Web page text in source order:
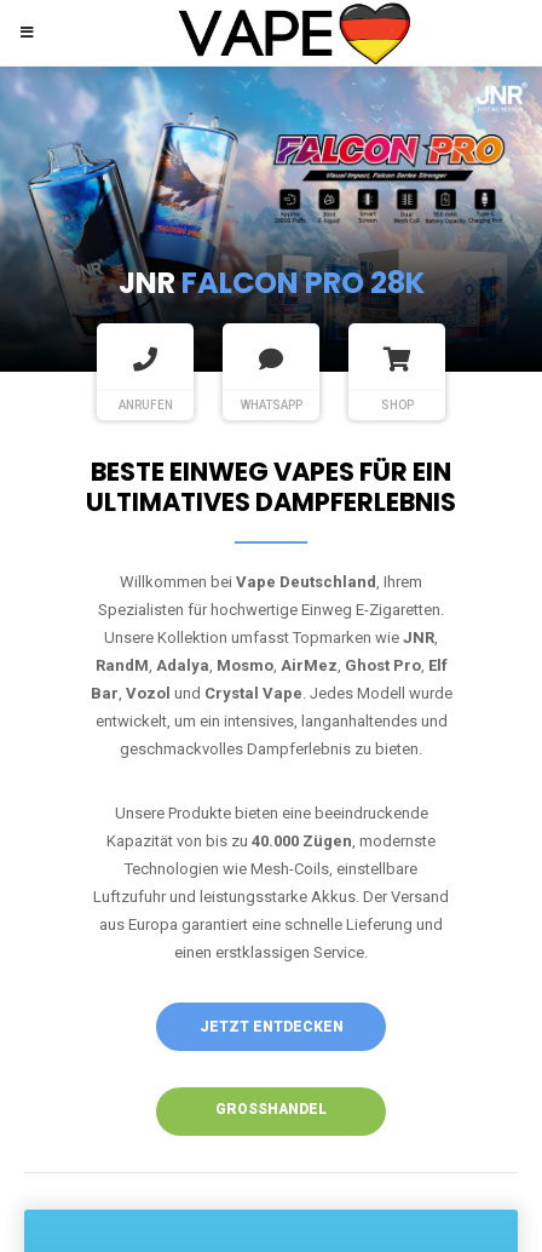
JNRSHISHA HOOKAH MAX
ANRUFEN WHATSAPP SHOP
BESTE EINWEG VAPES FÜR EIN
ULTIMATIVES DAMPFERLEBNIS
Willkommen bei Vape Deutschland, Ihrem
Spezialisten für hochwertige Einweg E-Zigaretten.
Unsere Kollektion umfasst Topmarken wie JNR,
RandM, Adalya, Mosmo, AirMez, Ghost Pro, Elf
Bar, Vozol und Crystal Vape. Jedes Modell wurde
entwickelt, um ein intensives, langanhaltendes und
geschmackvolles Dampferlebnis zu bieten.
Unsere Produkte bieten eine beeindruckende
Kapazität von bis zu 40.000 Zügen, modernste
Technologien wie Mesh-Coils, einstellbare
Luftzufuhr und leistungsstarke Akkus. Der Versand
aus Europa garantiert eine schnelle Lieferung und
einen erstklassigen Service.
JETZT ENTDECKEN
GROSSHANDEL